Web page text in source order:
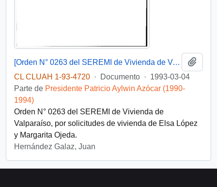
[Orden N° 0263 del SEREMI de Vivienda de Valparaíso]
CL CLUAH 1-93-4720 · Documento · 1993-03-04
Parte de Presidente Patricio Aylwin Azócar (1990-
1994)
Orden N° 0263 del SEREMI de Vivienda de
Valparaíso, por solicitudes de vivienda de Elsa López
y Margarita Ojeda.
Hernández Galaz, Juan